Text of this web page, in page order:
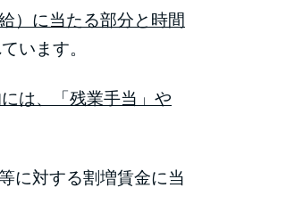
）に当たる部分と時間
います。
は、「残業手当」や
に対する割増賃金に当